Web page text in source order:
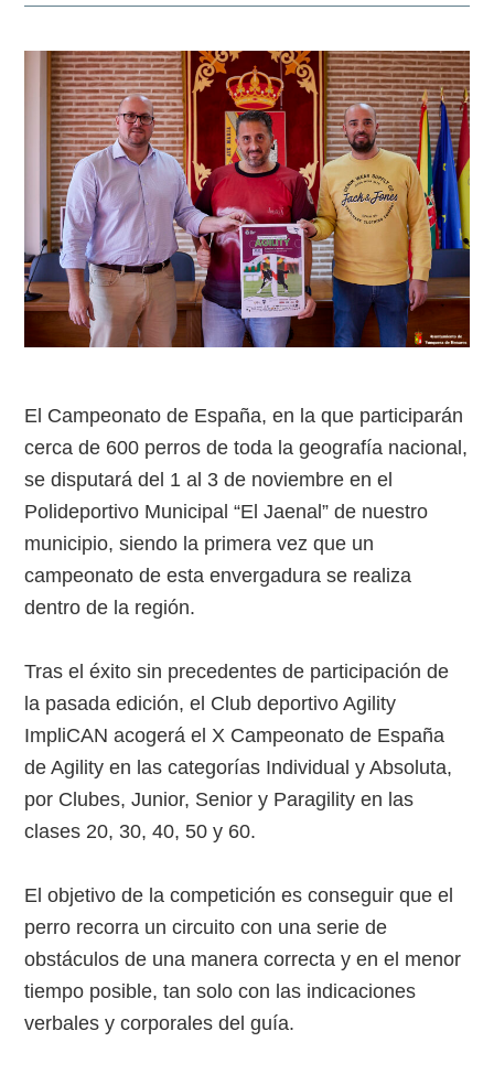
El Campeonato de España, en la que participarán
cerca de 600 perros de toda la geografía nacional,
se disputará del 1 al 3 de noviembre en el
Polideportivo Municipal “El Jaenal” de nuestro
municipio, siendo la primera vez que un
campeonato de esta envergadura se realiza
dentro de la región.
Tras el éxito sin precedentes de participación de
la pasada edición, el Club deportivo Agility
ImpliCAN acogerá el X Campeonato de España
de Agility en las categorías Individual y Absoluta,
por Clubes, Junior, Senior y Paragility en las
clases 20, 30, 40, 50 y 60.
El objetivo de la competición es conseguir que el
perro recorra un circuito con una serie de
obstáculos de una manera correcta y en el menor
tiempo posible, tan solo con las indicaciones
verbales y corporales del guía.